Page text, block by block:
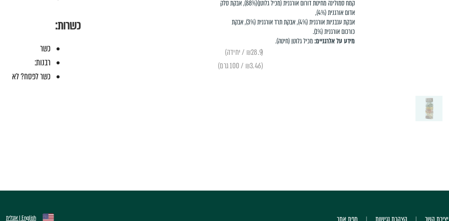
קמח סמולינה מחיטת דורום אורגנית (מכיל גלוטן)(88%), אבקת סלק
אדום אורגנית (4%),
אבקת עגבניות אורגנית (4%), אבקת תרד אורגנית (3%), אבקת
כורכום אורגנית (1%).
מידע על אלרגניים:מכיל גלוטן (חיטה).
(₪28.9 / יחידה)
(₪3.46 / 100 גרם)
כשרות:
כשר
רבנות:
כשר לפסח? לא
English | אנגלית